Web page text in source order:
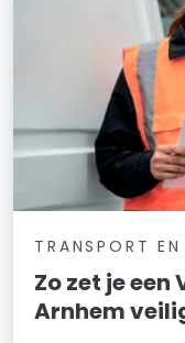
TRANSPORT
Zo zet je
Arnhem